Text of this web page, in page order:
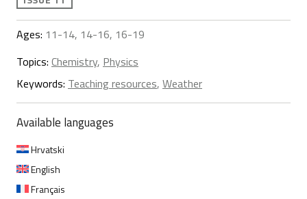
Ages: 11-14, 14-16, 16-19
Topics: Chemistry, Physics
Keywords: Teaching resources, Weather
Available languages
Hrvatski
English
Français